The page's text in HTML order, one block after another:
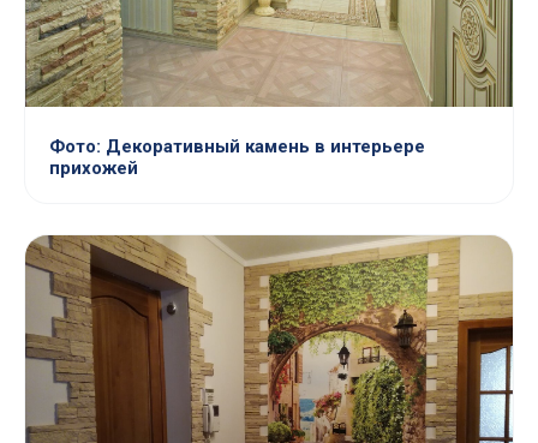
Фото: Декоративный камень в интерьере
прихожей